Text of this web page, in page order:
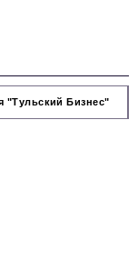
"Тульский Бизнес"